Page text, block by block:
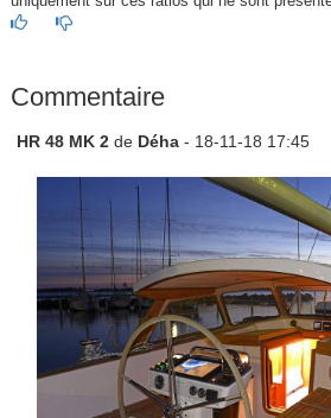
Commentaire
HR 48 MK 2de Déha- 18-11-18 17:45